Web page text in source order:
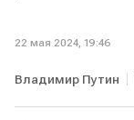
22 мая 2024, 19:46
Владимир Путин